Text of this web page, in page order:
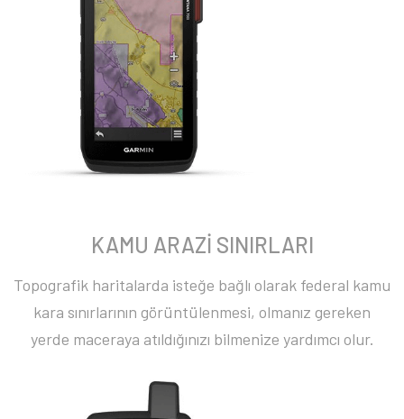
KAMU ARAZİ SINIRLARI
Topografik haritalarda isteğe bağlı olarak federal kamu
kara sınırlarının görüntülenmesi, olmanız gereken
yerde maceraya atıldığınızı bilmenize yardımcı olur.